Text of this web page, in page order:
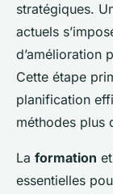
stratégiques.
actuels
d’amélioration
Cette étape
planification
méthodes plus
La formation
essentielles